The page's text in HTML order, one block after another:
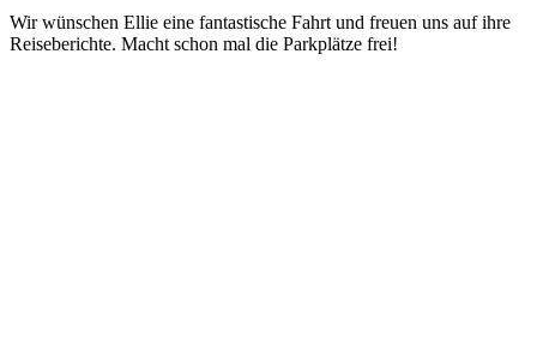
Wir wünschen Ellie eine fantastische Fahrt und freuen uns auf ihre
Reiseberichte. Macht schon mal die Parkplätze frei!